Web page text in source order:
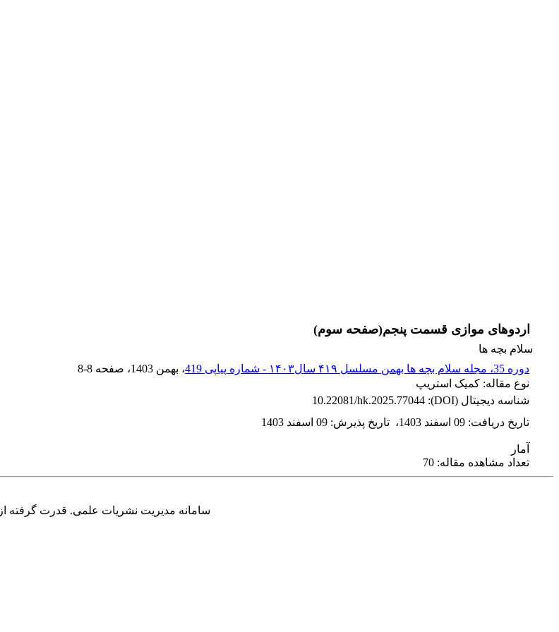
اردوهای موازی قسمت پنجم(صفحه سوم)
سلام بچه ها
دوره 35، مجله سلام بچه ها بهمن مسلسل ۴۱۹ سال۱۴۰۳ - شماره پیاپی 419
، بهمن 1403 ، صفحه 8-8
نوع مقاله: کمیک استریپ
شناسه دیجیتال (DOI):
10.22081/hk.2025.77044
تاریخ دریافت: 09 اسفند 1403 ، تاریخ پذیرش: 09 اسفند 1403
آمار
تعداد مشاهده مقاله: 70
سامانه مدیریت نشریات علمی. قدرت گرفته از